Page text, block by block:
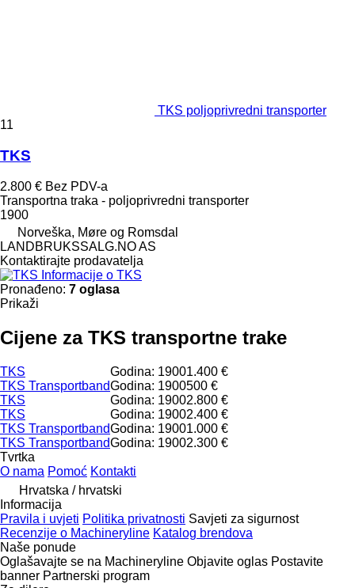
TKS poljoprivredni transporter
11
TKS
2.800 € Bez PDV-a
Transportna traka - poljoprivredni transporter
1900
Norveška, Møre og Romsdal
LANDBRUKSSALG.NO AS
Kontaktirajte prodavatelja
Informacije o TKS
Pronađeno: 7 oglasa
Prikaži
Cijene za TKS transportne trake
TKS Godina: 19001.400 €
TKS TransportbandGodina: 1900500 €
TKS
Godina: 19002.800 €
TKS
Godina: 19002.400 €
TKS TransportbandGodina: 19001.000 €
TKS TransportbandGodina: 19002.300 €
Tvrtka
O nama Pomoć Kontakti
Hrvatska / hrvatski
Informacija
Pravila i uvjeti Politika privatnosti Savjeti za sigurnost
Recenzije o Machineryline Katalog brendova
Naše ponude
Oglašavajte se na Machineryline Objavite oglas Postavite
banner Partnerski program